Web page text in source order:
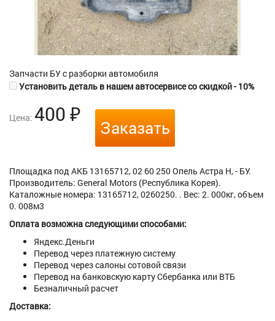
Запчасти БУ с разборки автомобиля
Установить деталь в нашем автосервисе со скидкой - 10%
Цена: 400 ₽
Заказать
Площадка под АКБ 13165712, 02 60 250 Опель Астра H, - БУ.
Производитель: General Motors (Республика Корея).
Каталожные номера: 13165712, 0260250. . Вес: 2. 000кг, объем
0. 008м3
Оплата возможна следующими способами:
Яндекс.Деньги
Перевод через платежную систему
Перевод через салоны сотовой связи
Перевод на банковскую карту Сбербанка или ВТБ
Безналичный расчет
Доставка: